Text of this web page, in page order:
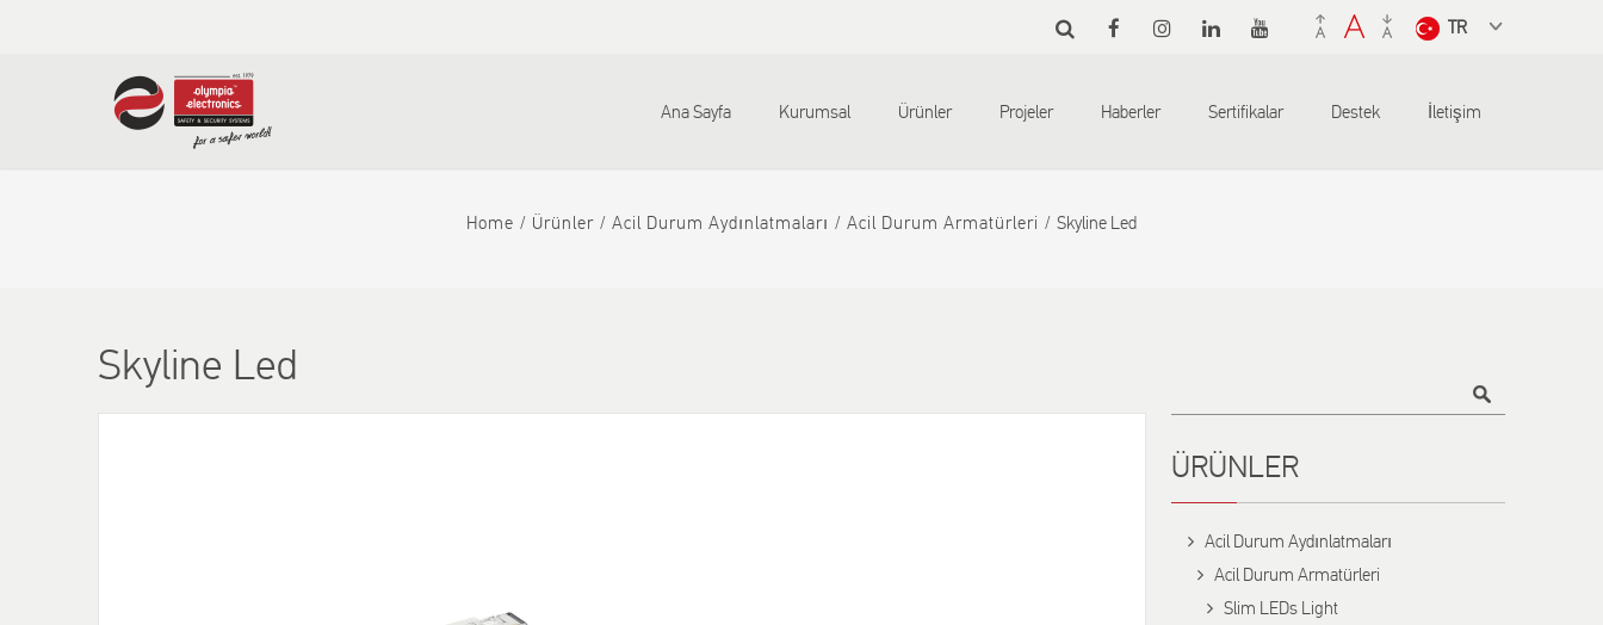
dropdown
Ana Sayfa Kurumsal Ürünler Projeler Haberler Sertifikalar Destek İletişim
Home Ürünler Αcil Durum Aydınlatmaları Acil Durum Armatürleri Skyline Led
Skyline Led
ÜRÜNLER
Αcil Durum Aydınlatmaları
Acil Durum Armatürleri
Slim LEDs Light